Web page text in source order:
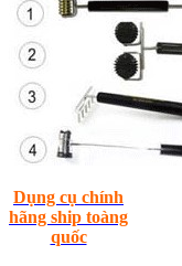
Dụng cụ chính
hãng ship toàng
quốc